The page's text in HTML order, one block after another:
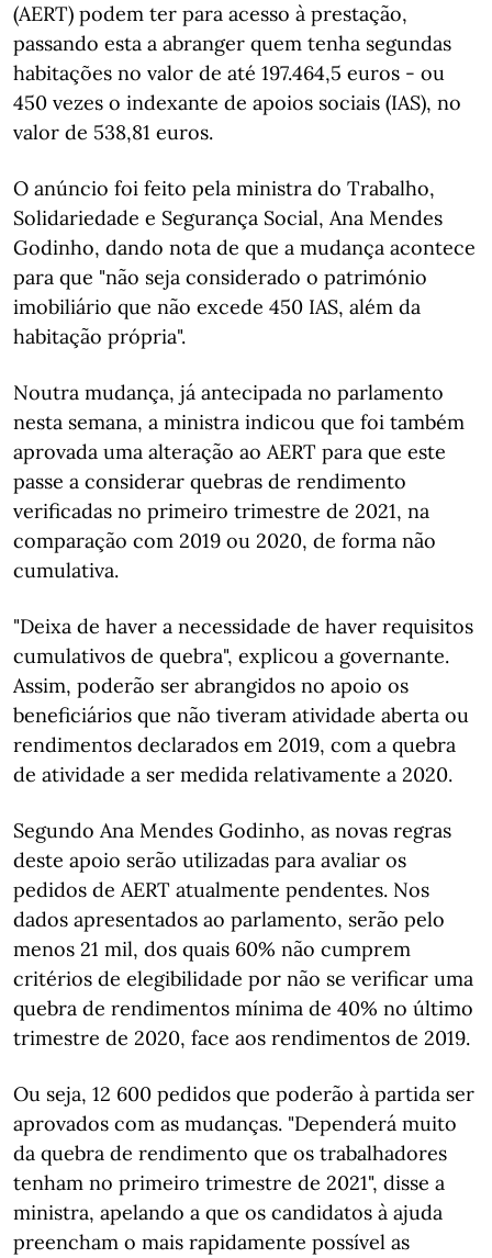
(AERT) podem ter para acesso à prestação,
passando esta a abranger quem tenha segundas
habitações no valor de até 197.464,5 euros - ou
450 vezes o indexante de apoios sociais (IAS), no
valor de 538,81 euros.
O anúncio foi feito pela ministra do Trabalho,
Solidariedade e Segurança Social, Ana Mendes
Godinho, dando nota de que a mudança acontece
para que "não seja considerado o património
imobiliário que não excede 450 IAS, além da
habitação própria".
Noutra mudança, já antecipada no parlamento
nesta semana, a ministra indicou que foi também
aprovada uma alteração ao AERT para que este
passe a considerar quebras de rendimento
verificadas no primeiro trimestre de 2021, na
comparação com 2019 ou 2020, de forma não
cumulativa.
"Deixa de haver a necessidade de haver requisitos
cumulativos de quebra", explicou a governante.
Assim, poderão ser abrangidos no apoio os
beneficiários que não tiveram atividade aberta ou
rendimentos declarados em 2019, com a quebra
de atividade a ser medida relativamente a 2020.
Segundo Ana Mendes Godinho, as novas regras
deste apoio serão utilizadas para avaliar os
pedidos de AERT atualmente pendentes. Nos
dados apresentados ao parlamento, serão pelo
menos 21 mil, dos quais 60% não cumprem
critérios de elegibilidade por não se verificar uma
quebra de rendimentos mínima de 40% no último
trimestre de 2020, face aos rendimentos de 2019.
Ou seja, 12 600 pedidos que poderão à partida ser
aprovados com as mudanças. "Dependerá muito
da quebra de rendimento que os trabalhadores
tenham no primeiro trimestre de 2021", disse a
ministra, apelando a que os candidatos à ajuda
preencham o mais rapidamente possível as